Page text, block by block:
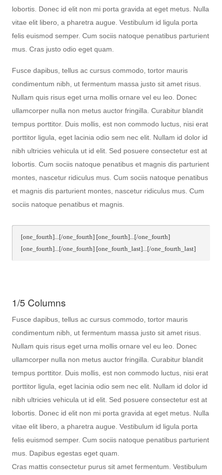
lobortis. Donec id elit non mi porta gravida at eget metus. Nulla
vitae elit libero, a pharetra augue. Vestibulum id ligula porta
felis euismod semper. Cum sociis natoque penatibus parturient
mus. Cras justo odio eget quam.
Fusce dapibus, tellus ac cursus commodo, tortor mauris
condimentum nibh, ut fermentum massa justo sit amet risus.
Nullam quis risus eget urna mollis ornare vel eu leo. Donec
ullamcorper nulla non metus auctor fringilla. Curabitur blandit
tempus porttitor. Duis mollis, est non commodo luctus, nisi erat
porttitor ligula, eget lacinia odio sem nec elit. Nullam id dolor id
nibh ultricies vehicula ut id elit. Sed posuere consectetur est at
lobortis. Cum sociis natoque penatibus et magnis dis parturient
montes, nascetur ridiculus mus. Cum sociis natoque penatibus
et magnis dis parturient montes, nascetur ridiculus mus. Cum
sociis natoque penatibus et magnis.
[one_fourth]...[/one_fourth] [one_fourth]...[/one_fourth]
[one_fourth]...[/one_fourth] [one_fourth_last]...[/one_fourth_last]
1/5 Columns
Fusce dapibus, tellus ac cursus commodo, tortor mauris
condimentum nibh, ut fermentum massa justo sit amet risus.
Nullam quis risus eget urna mollis ornare vel eu leo. Donec
ullamcorper nulla non metus auctor fringilla. Curabitur blandit
tempus porttitor. Duis mollis, est non commodo luctus, nisi erat
porttitor ligula, eget lacinia odio sem nec elit. Nullam id dolor id
nibh ultricies vehicula ut id elit. Sed posuere consectetur est at
lobortis. Donec id elit non mi porta gravida at eget metus. Nulla
vitae elit libero, a pharetra augue. Vestibulum id ligula porta
felis euismod semper. Cum sociis natoque penatibus parturient
mus. Dapibus egestas eget quam.
Cras mattis consectetur purus sit amet fermentum. Vestibulum